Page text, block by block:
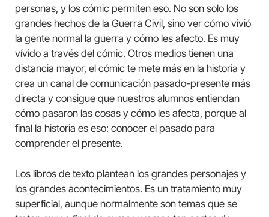
personas, y los cómic permiten eso. No son solo los
grandes hechos de la Guerra Civil, sino ver cómo vivió
la gente normal la guerra y cómo les afecto. Es muy
vívido a través del cómic. Otros medios tienen una
distancia mayor, el cómic te mete más en la historia y
crea un canal de comunicación pasado-presente más
directa y consigue que nuestros alumnos entiendan
cómo pasaron las cosas y cómo les afecta, porque al
final la historia es eso: conocer el pasado para
comprender el presente.
Los libros de texto plantean los grandes personajes y
los grandes acontecimientos. Es un tratamiento muy
superficial, aunque normalmente son temas que se